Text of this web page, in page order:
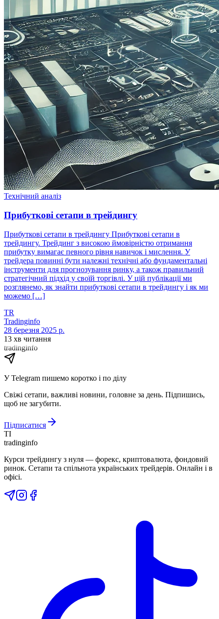
Технічний аналіз
Прибуткові сетапи в трейдингу
Прибуткові сетапи в трейдингу Прибуткові сетапи в
трейдингу. Трейдинг з високою ймовірністю отримання
прибутку вимагає певного рівня навичок і мислення. У
трейдера повинні бути належні технічні або фундаментальні
інструменти для прогнозування ринку, а також правильний
стратегічний підхід у своїй торгівлі. У цій публікації ми
розглянемо, як знайти прибуткові сетапи в трейдингу і як ми
можемо […]
TR
Tradinginfo
28 березня 2025 р.
13 хв читання
tradinginfo
У Telegram пишемо коротко і по ділу
Свіжі сетапи, важливі новини, головне за день. Підпишись,
щоб не загубити.
Підписатися
TI
tradinginfo
Курси трейдингу з нуля — форекс, криптовалюта, фондовий
ринок. Сетапи та спільнота українських трейдерів. Онлайн і в
офісі.